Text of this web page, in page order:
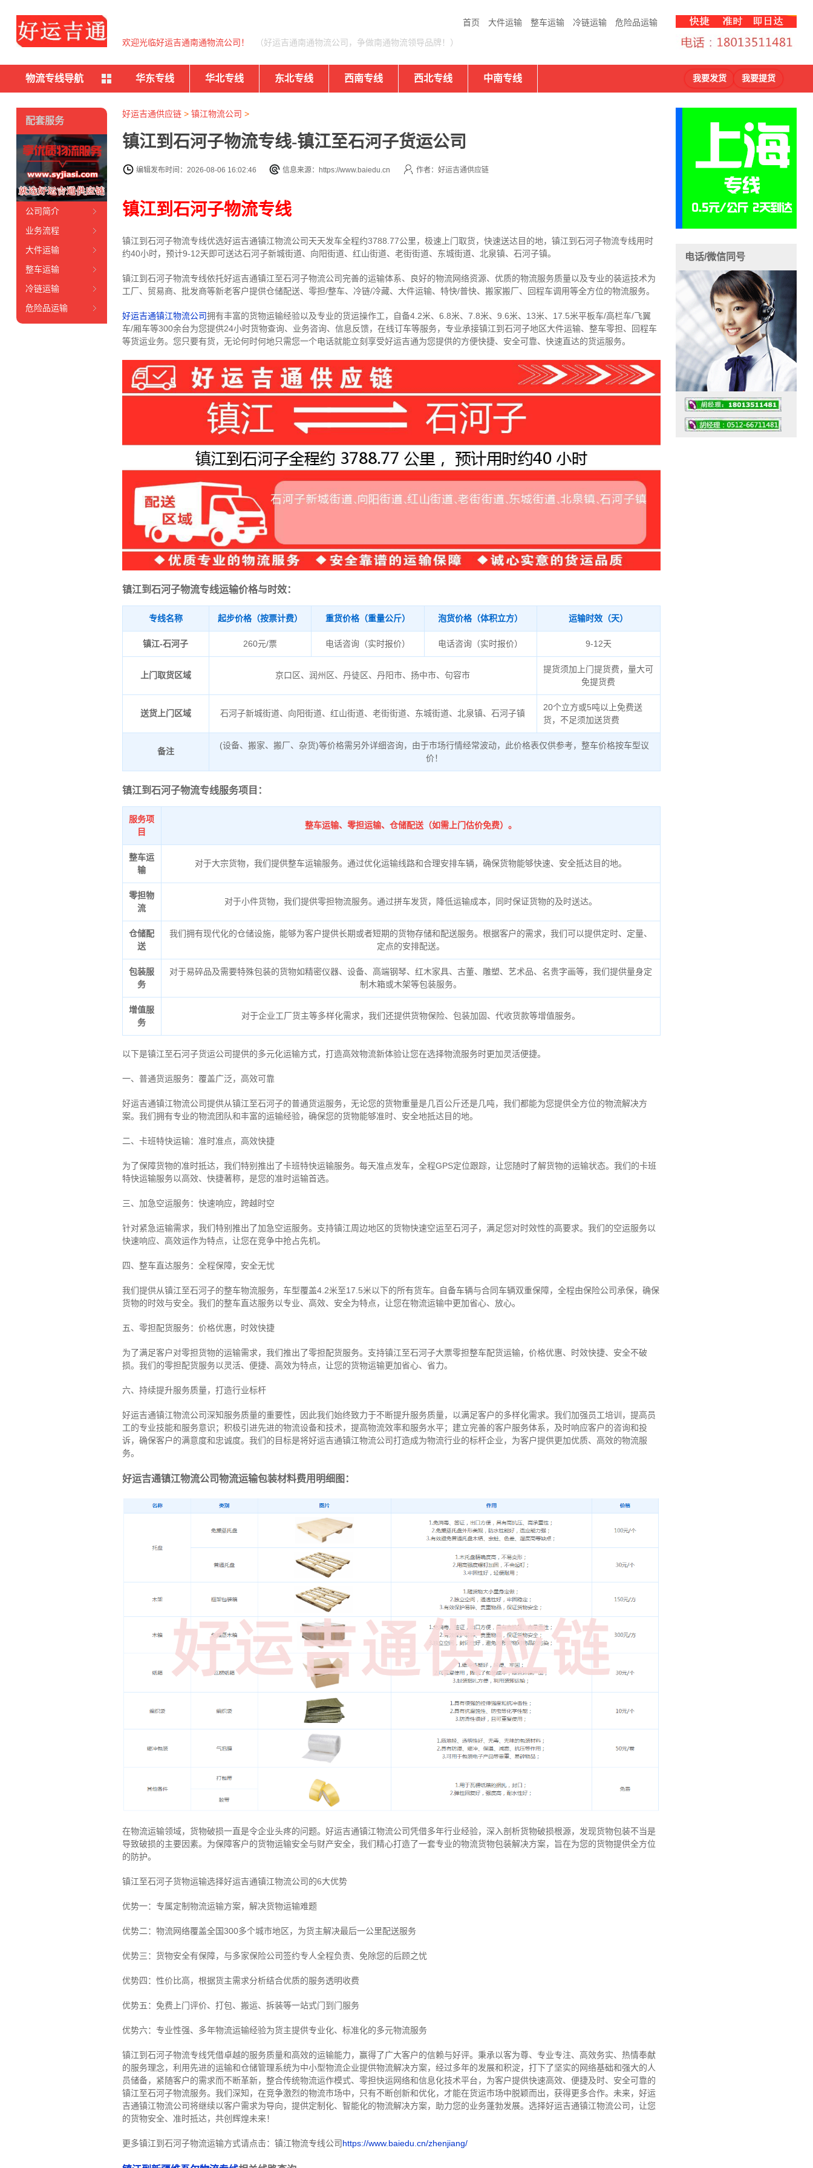
首页 大件运输 整车运输 冷链运输 危险品运输
欢迎光临好运吉通南通物流公司！ （好运吉通南通物流公司，争做南通物流领导品牌！）
物流专线导航 华东专线 华北专线 东北专线 西南专线 西北专线 中南专线 我要发货 我要提货
好运吉通供应链> 镇江物流公司 >
镇江到石河子物流专线-镇江至石河子货运公司
编辑发布时间：2026-08-06 16:02:46 信息来源：https://www.baiedu.cn 作者：好运吉通供应链
镇江到石河子物流专线
镇江到石河子物流专线优选好运吉通镇江物流公司天天发车全程约3788.77公里， 极速上门取货，快速送达目的地，镇江到石河子物流专线用时
约40小时，预计9-12天即可送达石河子新城街道、向阳街道、红山街道、老街街道、东城街道、北泉镇、石河子镇。
镇江到石河子物流专线依托好运吉通镇江至石河子物流公司完善的运输体系、良好的物流网络资源、优质的物流服务质量以及专业的装运技术为
工厂、贸易商、批发商等新老客户提供仓储配送、零担/整车、冷链/冷藏、大件运输、特快/普快、搬家搬厂、回程车调用等全方位的物流服务。
好运吉通镇江物流公司拥有丰富的货物运输经验以及专业的货运操作工，自备4.2米、6.8米、7.8米、9.6米、13米、17.5米平板车/高栏车/飞翼
车/厢车等300余台为您提供24小时货物查询、业务咨询、信息反馈，在线订车等服务， 专业承接镇江到石河子地区大件运输、整车零担、回程车
等货运业务。 您只要有货，无论何时何地只需您一个电话就能立刻享受好运吉通为您提供的方便快捷、安全可靠、快速直达的货运服务。
镇江到石河子物流专线运输价格与时效：
专线名称 起步价格（按票计费） 重货价格（重量公斤） 泡货价格（体积立方） 运输时效（天）
镇江-石河子 260元/票 电话咨询（实时报价） 电话咨询（实时报价） 9-12天
上门取货区域 京口区、润州区、丹徒区、丹阳市、扬中市、句容市
提货须加上门提货费，量大可
免提货费
送货上门区域 石河子新城街道、向阳街道、红山街道、老街街道、东城街道、北泉镇、石河子镇
20个立方或5吨以上免费送
货，不足须加送货费
备注
(设备、搬家、搬厂、杂货)等价格需另外详细咨询，由于市场行情经常波动，此价格表仅供参考，整车价格按车型议
价！
镇江到石河子物流专线服务项目：
服务项
目
整车运输、零担运输、仓储配送（如需上门估价免费）。
整车运
输
对于大宗货物，我们提供整车运输服务。通过优化运输线路和合理安排车辆，确保货物能够快速、安全抵达目的地。
零担物
流
对于小件货物，我们提供零担物流服务。通过拼车发货，降低运输成本，同时保证货物的及时送达。
仓储配
送
我们拥有现代化的仓储设施，能够为客户提供长期或者短期的货物存储和配送服务。根据客户的需求，我们可以提供定时、定量、
定点的安排配送。
包装服
务
对于易碎品及需要特殊包装的货物如精密仪器、设备、高端钢琴、红木家具、古董、雕塑、艺术品、名贵字画等，我们提供量身定
制木箱或木架等包装服务。
增值服
务
对于企业工厂货主等多样化需求，我们还提供货物保险、包装加固、代收货款等增值服务。
以下是镇江至石河子货运公司提供的多元化运输方式，打造高效物流新体验让您在选择物流服务时更加灵活便捷。
一、普通货运服务：覆盖广泛，高效可靠
好运吉通镇江物流公司提供从镇江至石河子的普通货运服务，无论您的货物重量是几百公斤还是几吨，我们都能为您提供全方位的物流解决方
案。我们拥有专业的物流团队和丰富的运输经验，确保您的货物能够准时、安全地抵达目的地。
二、卡班特快运输：准时准点，高效快捷
为了保障货物的准时抵达，我们特别推出了卡班特快运输服务。每天准点发车，全程GPS定位跟踪，让您随时了解货物的运输状态。我们的卡班
特快运输服务以高效、快捷著称，是您的准时运输首选。
三、加急空运服务：快速响应，跨越时空
针对紧急运输需求，我们特别推出了加急空运服务。支持镇江周边地区的货物快速空运至石河子，满足您对时效性的高要求。我们的空运服务以
快速响应、高效运作为特点，让您在竞争中抢占先机。
四、整车直达服务：全程保障，安全无忧
我们提供从镇江至石河子的整车物流服务，车型覆盖4.2米至17.5米以下的所有货车。自备车辆与合同车辆双重保障，全程由保险公司承保，确保
货物的时效与安全。我们的整车直达服务以专业、高效、安全为特点，让您在物流运输中更加省心、放心。
五、零担配货服务：价格优惠，时效快捷
为了满足客户对零担货物的运输需求，我们推出了零担配货服务。支持镇江至石河子大票零担整车配货运输，价格优惠、时效快捷、安全不破
损。我们的零担配货服务以灵活、便捷、高效为特点，让您的货物运输更加省心、省力。
六、持续提升服务质量，打造行业标杆
好运吉通镇江物流公司深知服务质量的重要性，因此我们始终致力于不断提升服务质量，以满足客户的多样化需求。我们加强员工培训，提高员
工的专业技能和服务意识；积极引进先进的物流设备和技术，提高物流效率和服务水平；建立完善的客户服务体系，及时响应客户的咨询和投
诉，确保客户的满意度和忠诚度。我们的目标是将好运吉通镇江物流公司打造成为物流行业的标杆企业，为客户提供更加优质、高效的物流服
务。
好运吉通镇江物流公司物流运输包装材料费用明细图：
在物流运输领域，货物破损一直是令企业头疼的问题。好运吉通镇江物流公司凭借多年行业经验，深入剖析货物破损根源，发现货物包装不当是
导致破损的主要因素。为保障客户的货物运输安全与财产安全，我们精心打造了一套专业的物流货物包装解决方案，旨在为您的货物提供全方位
的防护。
镇江至石河子货物运输选择好运吉通镇江物流公司的6大优势
优势一：专属定制物流运输方案，解决货物运输难题
优势二：物流网络覆盖全国300多个城市地区，为货主解决最后一公里配送服务
优势三：货物安全有保障，与多家保险公司签约专人全程负责、免除您的后顾之忧
优势四：性价比高，根据货主需求分析结合优质的服务透明收费
优势五：免费上门评价、打包、搬运、拆装等一站式门到门服务
优势六：专业性强、多年物流运输经验为货主提供专业化、标准化的多元物流服务
镇江到石河子物流专线凭借卓越的服务质量和高效的运输能力，赢得了广大客户的信赖与好评。 秉承以客为尊、专业专注、高效务实、热情奉献
的服务理念，利用先进的运输和仓储管理系统为中小型物流企业提供物流解决方案，经过多年的发展和积淀，打下了坚实的网络基础和强大的人
员储备，紧随客户的需求而不断革新，整合传统物流运作模式、零担快运网络和信息化技术平台，为客户提供快速高效、便捷及时、安全可靠的
镇江至石河子物流服务。 我们深知，在竞争激烈的物流市场中，只有不断创新和优化，才能在货运市场中脱颖而出，获得更多合作。 未来，好运
吉通镇江物流公司将继续以客户需求为导向，提供定制化、智能化的物流解决方案，助力您的业务蓬勃发展。选择好运吉通镇江物流公司，让您
的货物安全、准时抵达，共创辉煌未来！
更多镇江到石河子物流运输方式请点击：镇江物流专线公司https://www.baiedu.cn/zhenjiang/
配套服务
公司简介
业务流程
大件运输
整车运输
冷链运输
危险品运输
电话/微信同号